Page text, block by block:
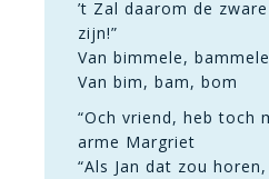
’t Zal daarom de
zijn!”
Van bimmele,
Van bim, bam, bom
“Och vriend, heb toch
arme Margriet
“Als Jan dat zou